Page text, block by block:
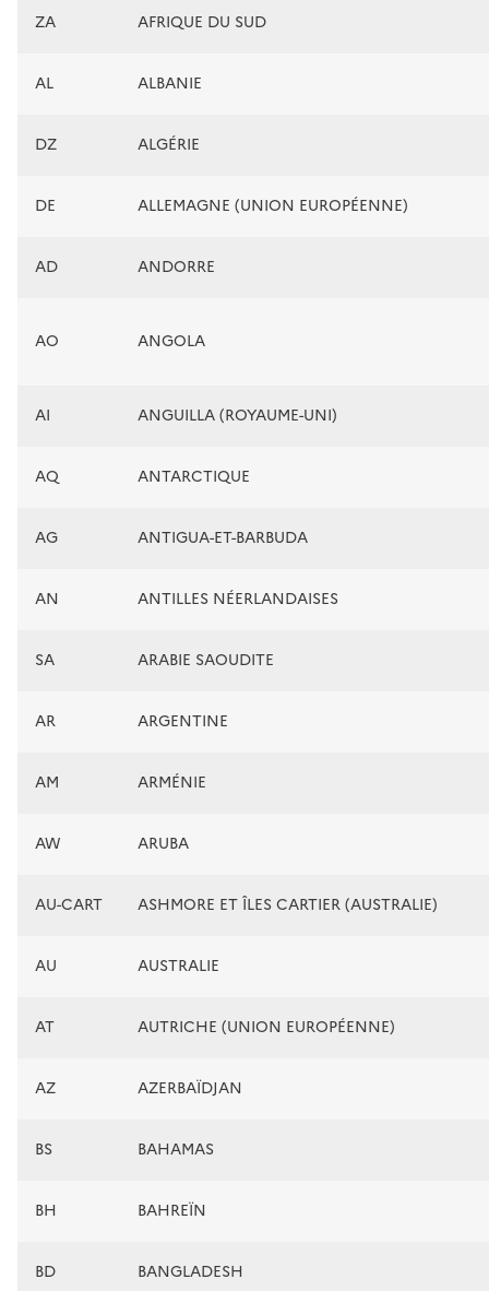
ZA AFRIQUE DU SUD
AL ALBANIE
DZ ALGÉRIE
DE ALLEMAGNE (UNION EUROPÉENNE)
AD ANDORRE
AO ANGOLA
AI ANGUILLA (ROYAUME-UNI)
AQ ANTARCTIQUE
AG ANTIGUA-ET-BARBUDA
AN ANTILLES NÉERLANDAISES
SA ARABIE SAOUDITE
AR ARGENTINE
AM ARMÉNIE
AW ARUBA
AU-CART ASHMORE ET ÎLES CARTIER (AUSTRALIE)
AU AUSTRALIE
AT AUTRICHE (UNION EUROPÉENNE)
AZ AZERBAÏDJAN
BS BAHAMAS
BH BAHREÏN
BD BANGLADESH